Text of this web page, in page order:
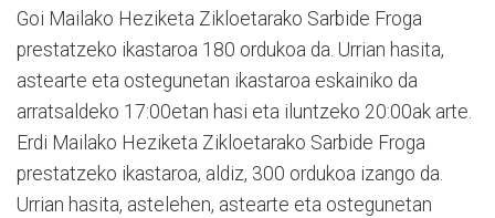
Goi Mailako Heziketa Zikloetarako Sarbide Froga
prestatzeko ikastaroa 180 ordukoa da. Urrian hasita,
astearte eta ostegunetan ikastaroa eskainiko da
arratsaldeko 17:00etan hasi eta iluntzeko 20:00ak arte.
Erdi Mailako Heziketa Zikloetarako Sarbide Froga
prestatzeko ikastaroa, aldiz, 300 ordukoa izango da.
Urrian hasita, astelehen, astearte eta ostegunetan